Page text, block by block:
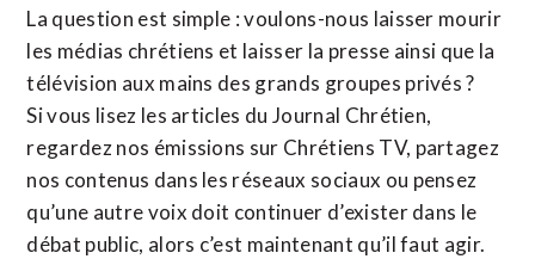
La question est simple : voulons-nous laisser mourir
les médias chrétiens et laisser la presse ainsi que la
télévision aux mains des grands groupes privés ?
Si vous lisez les articles du Journal Chrétien,
regardez nos émissions sur Chrétiens TV, partagez
nos contenus dans les réseaux sociaux ou pensez
qu’une autre voix doit continuer d’exister dans le
débat public, alors c’est maintenant qu’il faut agir.